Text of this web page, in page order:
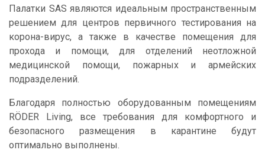
Палатки SAS являются идеальным пространственным
решением для центров первичного тестирования на
корона-вирус, а также в качестве помещения для
прохода и помощи, для отделений неотложной
медицинской помощи, пожарных и армейских
подразделений.
Благодаря полностью оборудованным помещениям
RÖDER Living, все требования для комфортного и
безопасного размещения в карантине будут
оптимально выполнены.